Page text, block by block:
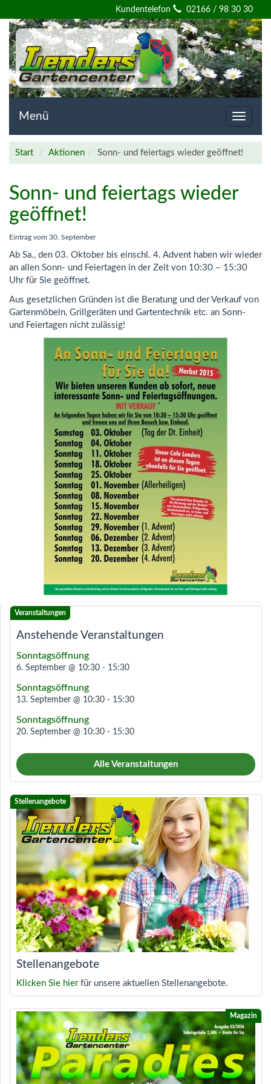
Willkommen
auf
der
Homepage
von
Lenders
Gartencenter
Kundentelefon 02166 / 98 30 30
Toggle
Menü
Start Aktionen Sonn- und feiertags wieder geöffnet!
Sonn- und feiertags wieder
geöffnet!
Eintrag vom 30. September
Ab Sa., den 03. Oktober bis einschl. 4. Advent haben wir wieder
an allen Sonn- und Feiertagen in der Zeit von 10:30 – 15:30
Uhr für Sie geöffnet.
Aus gesetzlichen Gründen ist die Beratung und der Verkauf von
Gartenmöbeln, Grillgeräten und Gartentechnik etc. an Sonn-
und Feiertagen nicht zulässig!
Anstehende Veranstaltungen
Sonntagsöffnung
6. September @ 10:30 - 15:30
Sonntagsöffnung
13. September @ 10:30 - 15:30
Sonntagsöffnung
20. September @ 10:30 - 15:30
Alle Veranstaltungen
Stellenangebote
Klicken Sie hierfür unsere aktuellen Stellenangebote.